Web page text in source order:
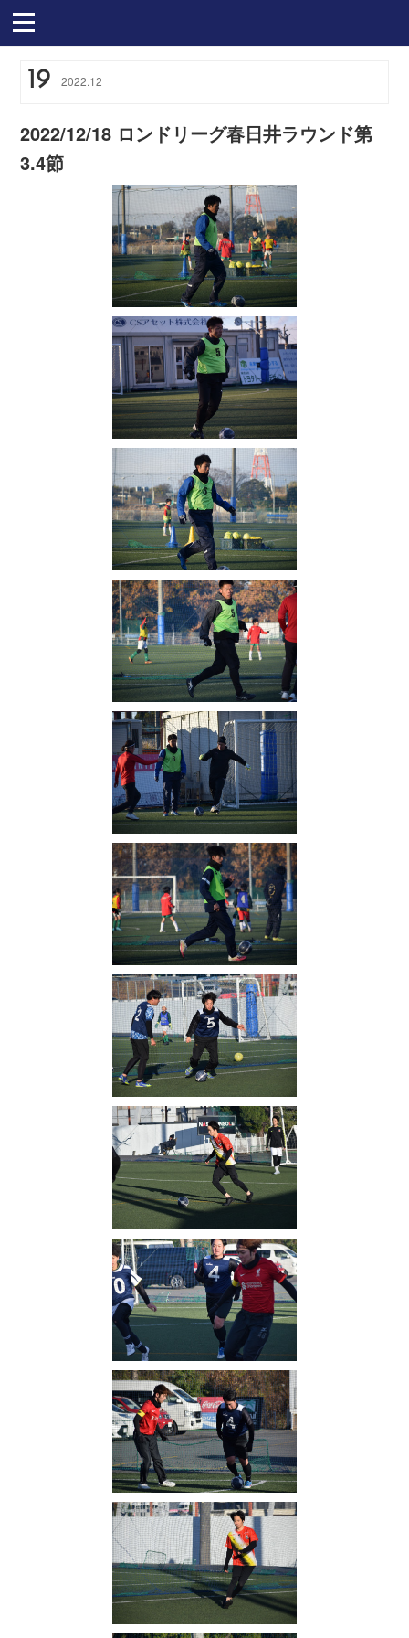
19 2022.12
2022/12/18 ロンドリーグ春日井ラウンド第
3.4節